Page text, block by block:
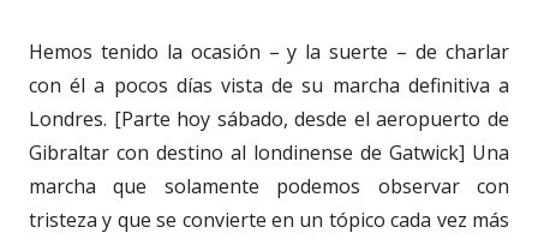
Hemos tenido la ocasión – y la suerte – de charlar
con él a pocos días vista de su marcha definitiva a
Londres. [Parte hoy sábado, desde el aeropuerto de
Gibraltar con destino al londinense de Gatwick] Una
marcha que solamente podemos observar con
tristeza y que se convierte en un tópico cada vez más